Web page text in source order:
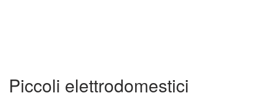
Piccoli elettrodomestici